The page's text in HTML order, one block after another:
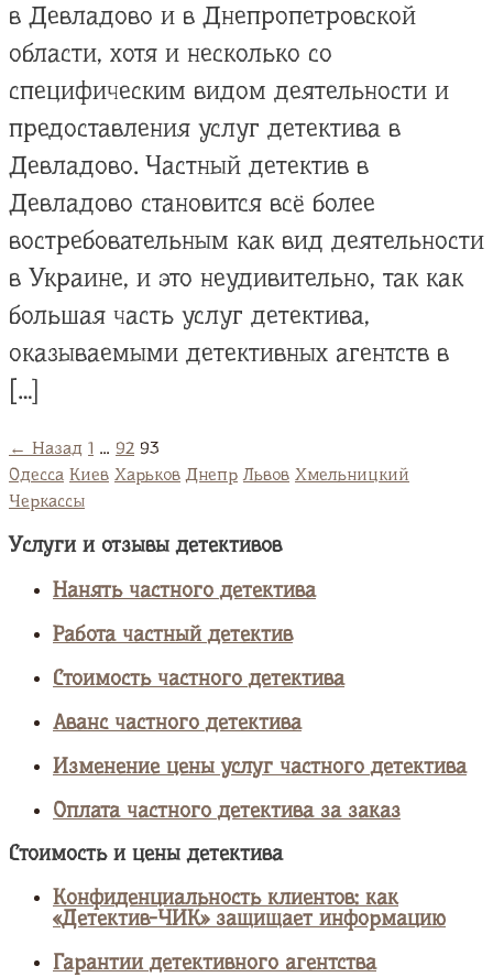
в Девладово и в Днепропетровской
области, хотя и несколько со
специфическим видом деятельности и
предоставления услуг детектива в
Девладово. Частный детектив в
Девладово становится всё более
востребовательным как вид деятельности
в Украине, и это неудивительно, так как
большая часть услуг детектива,
оказываемыми детективных агентств в
[…]
← Назад 1 … 92 93
Одесса Киев Харьков Днепр Львов Хмельницкий
Черкассы
Услуги и отзывы детективов
Нанять частного детектива
Работа частный детектив
Стоимость частного детектива
Аванс частного детектива
Изменение цены услуг частного детектива
Оплата частного детектива за заказ
Стоимость и цены детектива
Конфиденциальность клиентов: как
«Детектив-ЧИК» защищает информацию
Гарантии детективного агентства